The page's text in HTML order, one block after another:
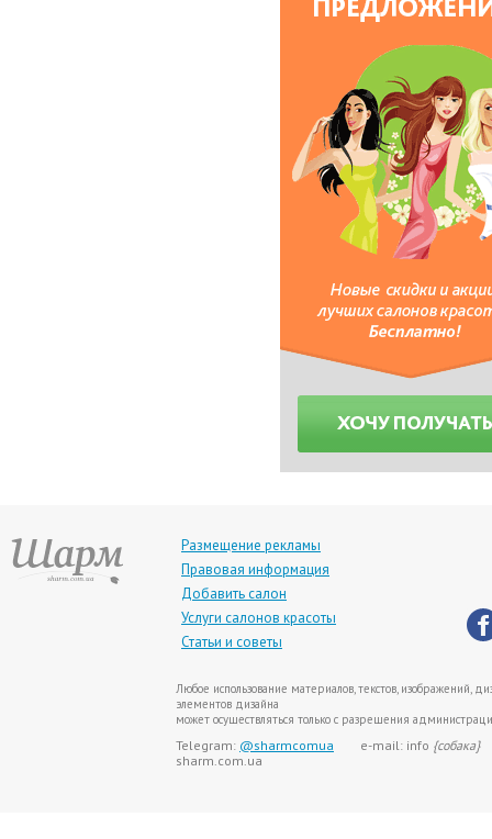
Размещение рекламы
Правовая информация
Добавить салон
Услуги салонов красоты
Статьи и советы
Любое использование материалов, текстов, изображений,
элементов дизайна
может осуществляться только с разрешения
Telegram: @sharmcomua e-mail: info {собака}
sharm.com.ua